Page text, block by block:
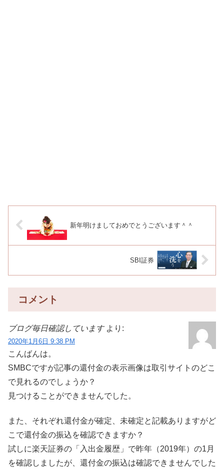
新年明けましておめでとうございます＾＾
SBI証券
コメント
ブログ毎日確認しています より:
2020年1月6日 9:38 PM
こんばんは。
SMBCですが記事の還付金の表示画像は取引サイトのどこ
で見れるのでしょうか？
見つけることができませんでした。
また、それぞれ還付金が確定、未確定と記載ありますがど
こで還付金の振込を確認できますか？
試しに楽天証券の「入出金履歴」で昨年（2019年）の1月
を確認しましたが、還付金の振込は確認できませんでした